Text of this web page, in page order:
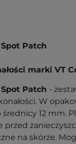
Patch
marki VT
Patch -
W
średnicy 12 mm.
na skórze.